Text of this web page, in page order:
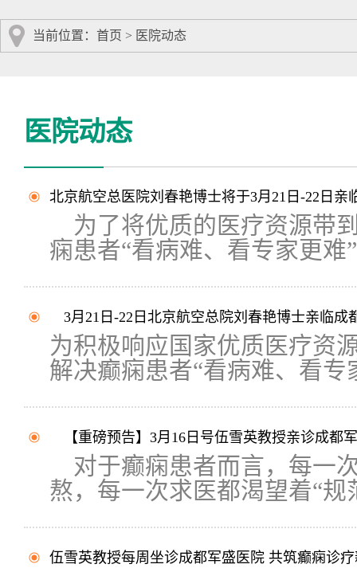
当前位置： 首页 > 医院动态
医院动态
北京航空总医院刘春艳博士将于3月21日-22日亲
为了将优质的医疗资源带
痫患者“看病难、看专家更难
3月21日-22日北京航空总院刘春艳博士亲临成
为积极响应国家优质医疗资
解决癫痫患者“看病难、看专
【重磅预告】3月16日号伍雪英教授亲诊成都
对于癫痫患者而言，每一
熬，每一次求医都渴望着“规
伍雪英教授每周坐诊成都军盛医院 共筑癫痫诊